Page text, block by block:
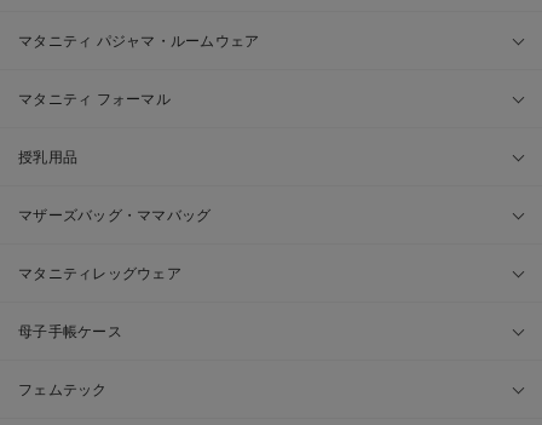
マタニティ パジャマ・ルームウェア
マタニティ フォーマル
授乳用品
マザーズバッグ・ママバッグ
マタニティレッグウェア
母子手帳ケース
フェムテック